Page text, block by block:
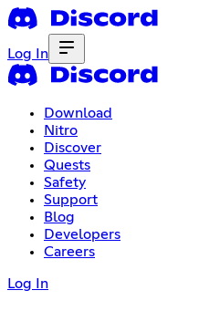
Log In
Download
Nitro
Discover
Quests
Safety
Support
Blog
Developers
Careers
Log In